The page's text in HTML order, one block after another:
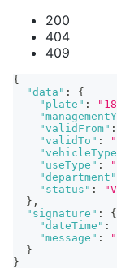
200
404
409
{
"data" :
{
"plate" :
"validFrom" :
"validTo" :
"useType" :
"department"
"status" :
} ,
"signature" :
{
"dateTime" :
"message" :
}
}